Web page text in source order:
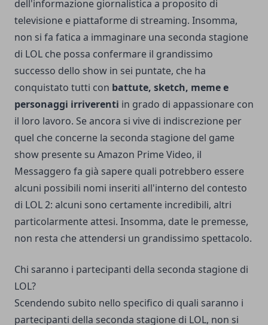
dell'informazione giornalistica a proposito di
televisione e piattaforme di streaming. Insomma,
non si fa fatica a immaginare una seconda stagione
di LOL che possa confermare il grandissimo
successo dello show in sei puntate, che ha
conquistato tutti con battute, sketch, meme e
personaggi irriverenti in grado di appassionare con
il loro lavoro. Se ancora si vive di indiscrezione per
quel che concerne la seconda stagione del game
show presente su Amazon Prime Video, il
Messaggero fa già sapere quali potrebbero essere
alcuni possibili nomi inseriti all'interno del contesto
di LOL 2: alcuni sono certamente incredibili, altri
particolarmente attesi. Insomma, date le premesse,
non resta che attendersi un grandissimo spettacolo.
Chi saranno i partecipanti della seconda stagione di
LOL?
Scendendo subito nello specifico di quali saranno i
partecipanti della seconda stagione di LOL, non si